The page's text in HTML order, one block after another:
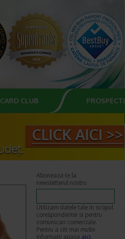
CARD CLUB PROSPECTE
Aboneaza-te la
newsletterul nostru
Utilizam datele tale in scopul
corespondentei si pentru
comunicari comerciale.
Pentru a citi mai multe
informatii apasa aici.